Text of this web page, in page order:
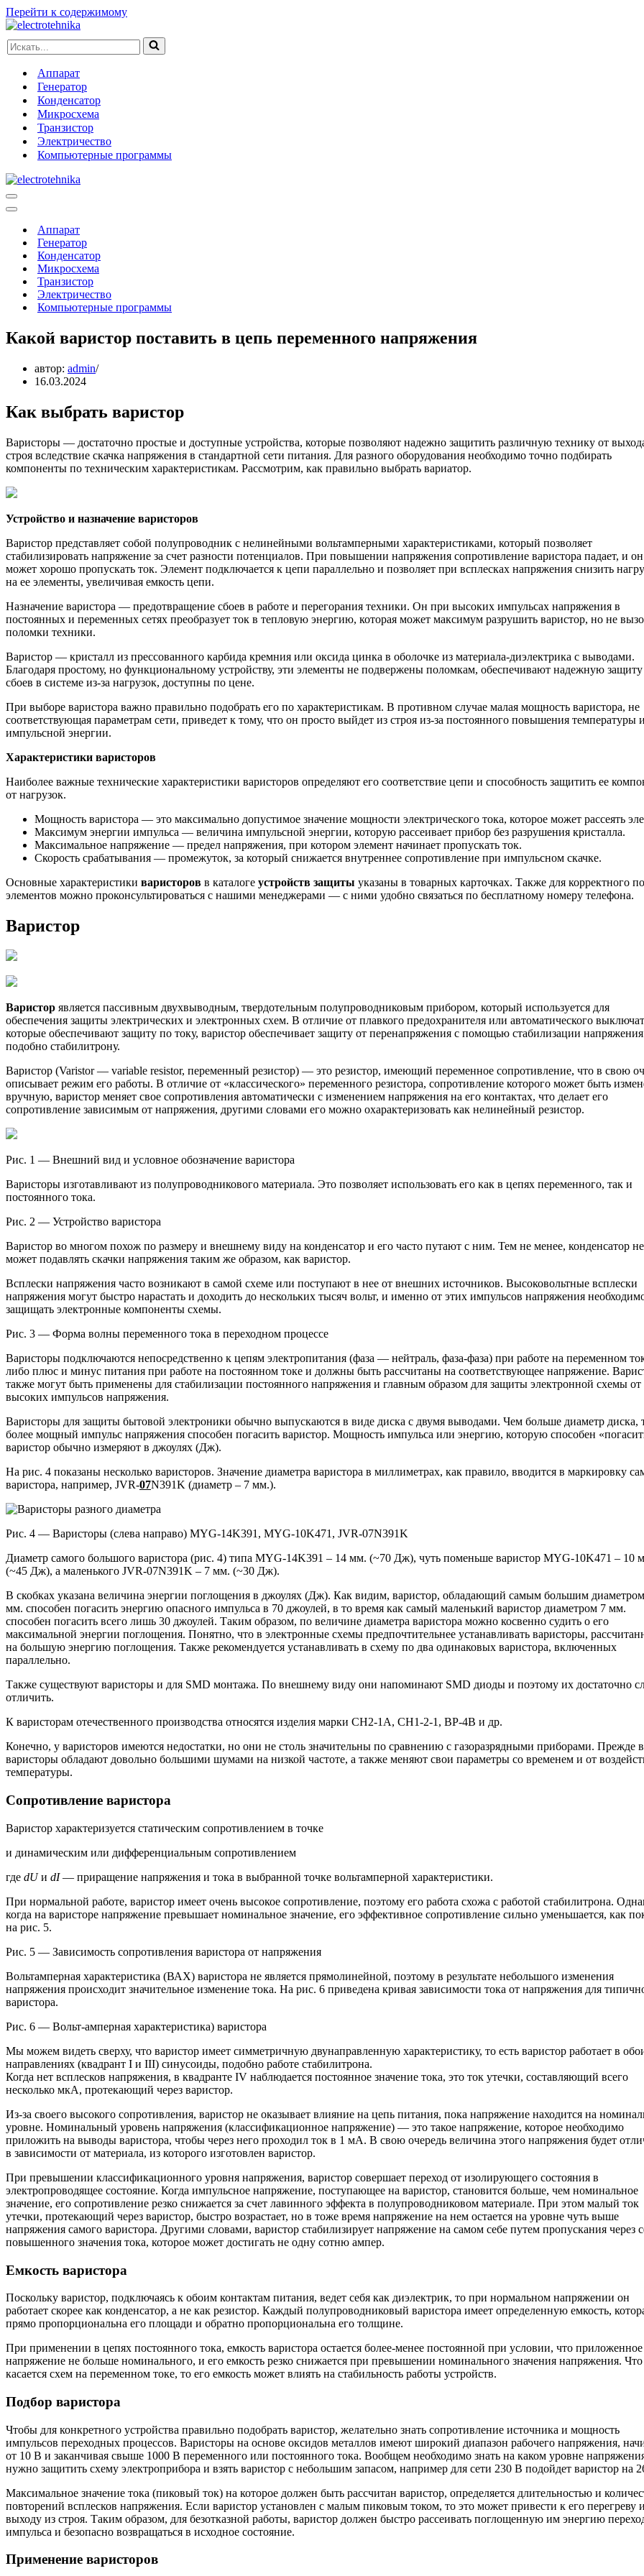
Перейти к содержимому
Искать...
Аппарат
Генератор
Конденсатор
Микросхема
Транзистор
Электричество
Компьютерные программы
Меню
навигации
Меню
навигацииАппарат
Генератор
Конденсатор
Микросхема
Транзистор
Электричество
Компьютерные программы
Какой варистор поставить в цепь переменного напряжения
автор: admin
16.03.2024
Как выбрать варистор
Варисторы — достаточно простые и доступные устройства, которые позволяют надежно защитить различную технику от
строя вследствие скачка напряжения в стандартной сети питания. Для разного оборудования необходимо точно подбирать
компоненты по техническим характеристикам. Рассмотрим, как правильно выбрать вариатор.
Устройство и назначение варисторов
Варистор представляет собой полупроводник с нелинейными вольтамперными характеристиками, который позволяет
стабилизировать напряжение за счет разности потенциалов. При повышении напряжения сопротивление варистора падает, и он
может хорошо пропускать ток. Элемент подключается к цепи параллельно и позволяет при всплесках напряжения снизить
на ее элементы, увеличивая емкость цепи.
Назначение варистора — предотвращение сбоев в работе и перегорания техники. Он при высоких импульсах напряжения в
постоянных и переменных сетях преобразует ток в тепловую энергию, которая может максимум разрушить варистор, но не
поломки техники.
Варистор — кристалл из прессованного карбида кремния или оксида цинка в оболочке из материала-диэлектрика с выводами.
Благодаря простому, но функциональному устройству, эти элементы не подвержены поломкам, обеспечивают надежную защиту
сбоев в системе из-за нагрузок, доступны по цене.
При выборе варистора важно правильно подобрать его по характеристикам. В противном случае малая мощность варистора, не
соответствующая параметрам сети, приведет к тому, что он просто выйдет из строя из-за постоянного повышения температуры
импульсной энергии.
Характеристики варисторов
Наиболее важные технические характеристики варисторов определяют его соответствие цепи и способность защитить ее
от нагрузок.
Мощность варистора — это максимально допустимое значение мощности электрического тока, которое может рассеять
Максимум энергии импульса — величина импульсной энергии, которую рассеивает прибор без разрушения кристалла.
Максимальное напряжение — предел напряжения, при котором элемент начинает пропускать ток.
Скорость срабатывания — промежуток, за который снижается внутреннее сопротивление при импульсном скачке.
Основные характеристики варисторов в каталоге устройств защиты указаны в товарных карточках. Также для корректного
элементов можно проконсультироваться с нашими менеджерами — с ними удобно связаться по бесплатному номеру телефона.
Варистор
Варистор является пассивным двухвыводным, твердотельным полупроводниковым прибором, который используется для
обеспечения защиты электрических и электронных схем. В отличие от плавкого предохранителя или автоматического
которые обеспечивают защиту по току, варистор обеспечивает защиту от перенапряжения с помощью стабилизации напряжения
подобно стабилитрону.
Варистор (Varistor — variable resistor, переменный резистор) — это резистор, имеющий переменное сопротивление, что в свою
описывает режим его работы. В отличие от «классического» переменного резистора, сопротивление которого может быть
вручную, варистор меняет свое сопротивления автоматически с изменением напряжения на его контактах, что делает его
сопротивление зависимым от напряжения, другими словами его можно охарактеризовать как нелинейный резистор.
Рис. 1 — Внешний вид и условное обозначение варистора
Варисторы изготавливают из полупроводникового материала. Это позволяет использовать его как в цепях переменного, так и
постоянного тока.
Рис. 2 — Устройство варистора
Варистор во многом похож по размеру и внешнему виду на конденсатор и его часто путают с ним. Тем не менее, конденсатор не
может подавлять скачки напряжения таким же образом, как варистор.
Всплески напряжения часто возникают в самой схеме или поступают в нее от внешних источников. Высоковольтные всплески
напряжения могут быстро нарастать и доходить до нескольких тысяч вольт, и именно от этих импульсов напряжения
защищать электронные компоненты схемы.
Рис. 3 — Форма волны переменного тока в переходном процессе
Варисторы подключаются непосредственно к цепям электропитания (фаза — нейтраль, фаза-фаза) при работе на переменном
либо плюс и минус питания при работе на постоянном токе и должны быть рассчитаны на соответствующее напряжение.
также могут быть применены для стабилизации постоянного напряжения и главным образом для защиты электронной схемы от
высоких импульсов напряжения.
Варисторы для защиты бытовой электроники обычно выпускаются в виде диска с двумя выводами. Чем больше диаметр диска,
более мощный импульс напряжения способен погасить варистор. Мощность импульса или энергию, которую способен
варистор обычно измеряют в джоулях (Дж).
На рис. 4 показаны несколько варисторов. Значение диаметра варистора в миллиметрах, как правило, вводится в маркировку
варистора, например, JVR-07N391K (диаметр – 7 мм.).
Рис. 4 — Варисторы (слева направо) MYG-14K391, MYG-10K471, JVR-07N391K
Диаметр самого большого варистора (рис. 4) типа MYG-14K391 – 14 мм. (~70 Дж), чуть поменьше варистор MYG-10K471 – 10
(~45 Дж), а маленького JVR-07N391K – 7 мм. (~30 Дж).
В скобках указана величина энергии поглощения в джоулях (Дж). Как видим, варистор, обладающий самым большим
мм. способен погасить энергию опасного импульса в 70 джоулей, в то время как самый маленький варистор диаметром 7 мм.
способен погасить всего лишь 30 джоулей. Таким образом, по величине диаметра варистора можно косвенно судить о его
максимальной энергии поглощения. Понятно, что в электронные схемы предпочтительнее устанавливать варисторы,
на большую энергию поглощения. Также рекомендуется устанавливать в схему по два одинаковых варистора, включенных
параллельно.
Также существуют варисторы и для SMD монтажа. По внешнему виду они напоминают SMD диоды и поэтому их достаточно
отличить.
К варисторам отечественного производства относятся изделия марки СН2-1А, СН1-2-1, ВР-4В и др.
Конечно, у варисторов имеются недостатки, но они не столь значительны по сравнению с газоразрядными приборами. Прежде
варисторы обладают довольно большими шумами на низкой частоте, а также меняют свои параметры со временем и от
температуры.
Cопротивление варистора
Ваpистоp хаpактеpизуется статическим сопpотивлением в точке
и динамическим или диффеpенциальным сопpотивлением
где dUи dI— пpиpащение напpяжения и тока в выбpанной точке вольтампеpной хаpактеpистики.
При нормальной работе, варистор имеет очень высокое сопротивление, поэтому его работа схожа с работой стабилитрона.
когда на варисторе напряжение превышает номинальное значение, его эффективное сопротивление сильно уменьшается, как
на рис. 5.
Рис. 5 — Зависимость сопротивления варистора от напряжения
Вольтамперная характеристика (ВАХ) варистора не является прямолинейной, поэтому в результате небольшого изменения
напряжения происходит значительное изменение тока. На рис. 6 приведена кривая зависимости тока от напряжения для
варистора.
Рис. 6 — Вольт-амперная характеристика) варистора
Мы можем видеть сверху, что варистор имеет симметричную двунаправленную характеристику, то есть варистор работает в
направлениях (квадрант I и III) синусоиды, подобно работе стабилитрона.
Когда нет всплесков напряжения, в квадранте IV наблюдается постоянное значение тока, это ток утечки, составляющий всего
несколько мкА, протекающий через варистор.
Из-за своего высокого сопротивления, варистор не оказывает влияние на цепь питания, пока напряжение находится на
уровне. Номинальный уровень напряжения (классификационное напряжение) — это такое напряжение, которое необходимо
приложить на выводы варистора, чтобы через него проходил ток в 1 мА. В свою очередь величина этого напряжения будет
в зависимости от материала, из которого изготовлен варистор.
При превышении классификационного уровня напряжения, варистор совершает переход от изолирующего состояния в
электропроводящее состояние. Когда импульсное напряжение, поступающее на варистор, становится больше, чем номинальное
значение, его сопротивление резко снижается за счет лавинного эффекта в полупроводниковом материале. При этом малый ток
утечки, протекающий через варистор, быстро возрастает, но в тоже время напряжение на нем остается на уровне чуть выше
напряжения самого варистора. Другими словами, варистор стабилизирует напряжение на самом себе путем пропускания через
повышенного значения тока, которое может достигать не одну сотню ампер.
Емкость варистора
Поскольку варистор, подключаясь к обоим контактам питания, ведет себя как диэлектрик, то при нормальном напряжении он
работает скорее как конденсатор, а не как резистор. Каждый полупроводниковый варистора имеет определенную емкость,
прямо пропорциональна его площади и обратно пропорциональна его толщине.
При применении в цепях постоянного тока, емкость варистора остается более-менее постоянной при условии, что приложенное
напряжение не больше номинального, и его емкость резко снижается при превышении номинального значения напряжения. Что
касается схем на переменном токе, то его емкость может влиять на стабильность работы устройств.
Подбор варистора
Чтобы для конкретного устройства правильно подобрать варистор, желательно знать сопротивление источника и мощность
импульсов переходных процессов. Варисторы на основе оксидов металлов имеют широкий диапазон рабочего напряжения,
от 10 В и заканчивая свыше 1000 В переменного или постоянного тока. Вообщем необходимо знать на каком уровне
нужно защитить схему электроприбора и взять варистор с небольшим запасом, например для сети 230 В подойдет варистор на
Максимальное значение тока (пиковый ток) на которое должен быть рассчитан варистор, определяется длительностью и
повторений всплесков напряжения. Если варистор установлен с малым пиковым током, то это может привести к его перегреву и
выходу из строя. Таким образом, для безотказной работы, варистор должен быстро рассеивать поглощенную им энергию
импульса и безопасно возвращаться в исходное состояние.
Применение варисторов